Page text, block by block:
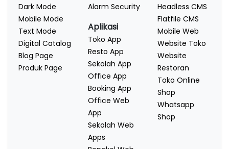
Dark Mode
Mobile Mode
Text Mode
Digital Catalog
Blog Page
Produk Page
Alarm Security
Aplikasi
Toko App
Resto App
Sekolah App
Office App
Booking App
Office Web
App
Sekolah Web
Apps
Headless CMS
Flatfile CMS
Mobile Web
Website Toko
Website
Restoran
Toko Online
Shop
Whatsapp
Shop